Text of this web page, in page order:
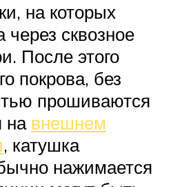
на которых
через сквозное
После этого
покрова, без
прошиваются
на внешнем
, катушка
нажимается